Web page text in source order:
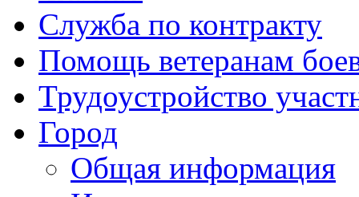
Служба по контракту
Помощь ветеранам
Трудоустройство
Город
Общая информация